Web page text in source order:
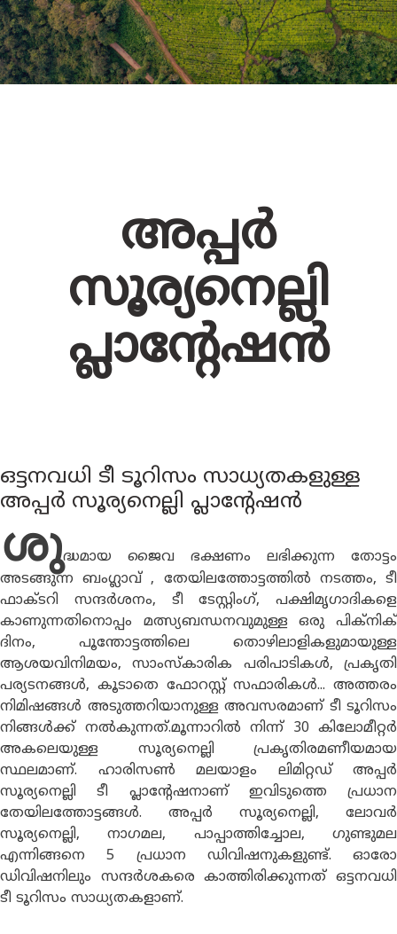
അപ്പർ
സൂര്യനെല്ലി
പ്ലാൻ്റേഷൻ
ഒട്ടനവധി ടീ ടൂറിസം സാധ്യതകളുള്ള
അപ്പർ സൂര്യനെല്ലി പ്ലാന്റേഷന്‍
ശുദ്ധമായ ജൈവ ഭക്ഷണം ലഭിക്കുന്ന തോട്ടം
അടങ്ങുന്ന ബംഗ്ലാവ് , തേയിലത്തോട്ടത്തിൽ നടത്തം, ടീ
ഫാക്ടറി സന്ദർശനം, ടീ ടേസ്റ്റിംഗ്, പക്ഷിമൃഗാദികളെ
കാണുന്നതിനൊപ്പം മത്സ്യബന്ധനവുമുള്ള ഒരു പിക്നിക്
ദിനം, പൂന്തോട്ടത്തിലെ തൊഴിലാളികളുമായുള്ള
ആശയവിനിമയം, സാംസ്കാരിക പരിപാടികള്‍, പ്രകൃതി
പര്യടനങ്ങൾ, കൂടാതെ ഫോറസ്റ്റ് സഫാരികൾ... അത്തരം
നിമിഷങ്ങൾ അടുത്തറിയാനുള്ള അവസരമാണ് ടീ ടൂറിസം
നിങ്ങൾക്ക് നൽകുന്നത്.മൂന്നാറിൽ നിന്ന് 30 കിലോമീറ്റർ
അകലെയുള്ള സൂര്യനെല്ലി പ്രകൃതിരമണീയമായ
സ്ഥലമാണ്. ഹാരിസൺ മലയാളം ലിമിറ്റഡ് അപ്പർ
സൂര്യനെല്ലി ടീ പ്ലാൻ്റേഷനാണ് ഇവിടുത്തെ പ്രധാന
തേയിലത്തോട്ടങ്ങൾ. അപ്പർ സൂര്യനെല്ലി, ലോവര്‍
സൂര്യനെല്ലി, നാഗമല, പാപ്പാത്തിച്ചോല, ഗുണ്ടുമല
എന്നിങ്ങനെ 5 പ്രധാന ഡിവിഷനുകളുണ്ട്. ഓരോ
ഡിവിഷനിലും സന്ദർശകരെ കാത്തിരിക്കുന്നത് ഒട്ടനവധി
ടീ ടൂറിസം സാധ്യതകളാണ്.